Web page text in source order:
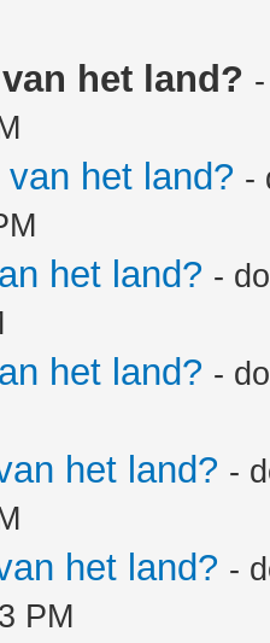
het land?
het land? -
het land? -
het land? -
het land? -
het land? -
PM